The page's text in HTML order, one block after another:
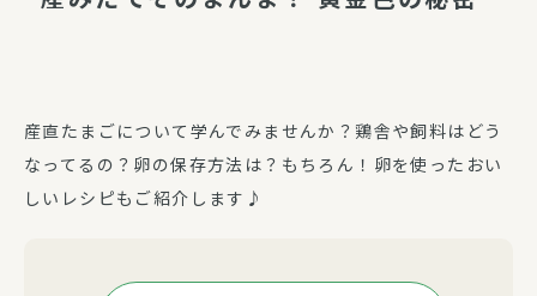
産直たまごについて学んでみませんか？鶏舎や飼料はどう
なってるの？卵の保存方法は？もちろん！卵を使ったおい
しいレシピもご紹介します♪